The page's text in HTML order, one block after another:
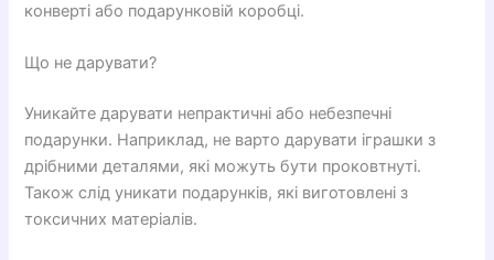
конверті або подарунковій коробці.
Що не дарувати?
Уникайте дарувати непрактичні або небезпечні
подарунки. Наприклад, не варто дарувати іграшки з
дрібними деталями, які можуть бути проковтнуті.
Також слід уникати подарунків, які виготовлені з
токсичних матеріалів.